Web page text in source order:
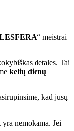
“ meistrai
detales. Tai
kelių dienų
kad jūsų
nemokama. Jei